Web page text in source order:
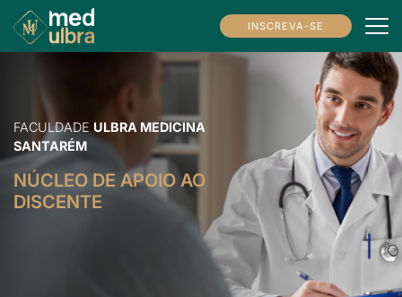
INSCREVA-SE
FACULDADE ULBRA MEDICINA
SANTARÉM
NÚCLEO DE APOIO AO
DISCENTE